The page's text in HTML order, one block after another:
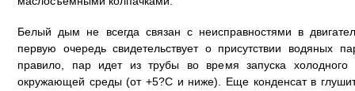
Белый дым не всегда связан с неисправностями в
первую очередь свидетельствует о присутствии водяных
правило, пар идет из трубы во время запуска
окружающей среды (от +5?C и ниже). Еще конденсат в